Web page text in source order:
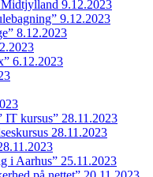
9.12.2023
9.12.2023
8.12.2023
6.12.2023
kursus” 28.11.2023
28.11.2023
i Aarhus” 25.11.2023